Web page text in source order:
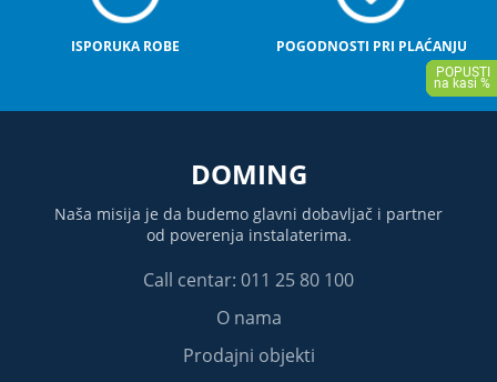
ISPORUKA ROBE POGODNOSTI PRI PLAĆANJU
DOMING
Naša misija je da budemo glavni dobavljač i partner
od poverenja instalaterima.
Call centar: 011 25 80 100
O nama
Prodajni objekti